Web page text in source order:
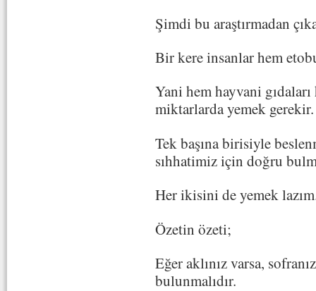
Şimdi bu araştırmadan
Bir kere insanlar hem
Yani hem hayvani
miktarlarda yemek
Tek başına birisiyle
sıhhatimiz için doğru
Her ikisini de yemek
Özetin özeti;
Eğer aklınız varsa,
bulunmalıdır.